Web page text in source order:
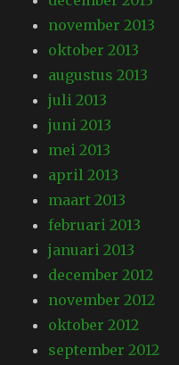
november 2013
oktober 2013
augustus 2013
juli 2013
juni 2013
mei 2013
april 2013
maart 2013
februari 2013
januari 2013
december 2012
november 2012
oktober 2012
september 2012